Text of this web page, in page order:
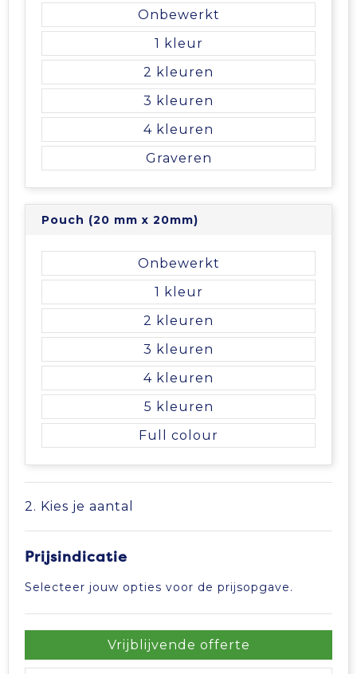
Onbewerkt
1
2
3
4
Graveren
Pouch (20 mm x 20mm)
Onbewerkt
1
2
3
4
5
Full colour
2. Kies je aantal
Prijsindicatie
Selecteer jouw opties voor de prijsopgave.
Vrijblijvende offerte